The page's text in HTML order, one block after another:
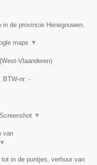
de provincie Henegouwen.
maps ▼
(West-Vlaanderen)
, BTW-nr: -
Screenshot ▼
van
▼
in de puntjes, verhuur van